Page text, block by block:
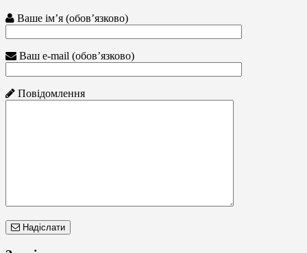
Ваше ім’я (обов’язково)
Ваш e-mail (обов’язково)
Повідомлення
Надіслати